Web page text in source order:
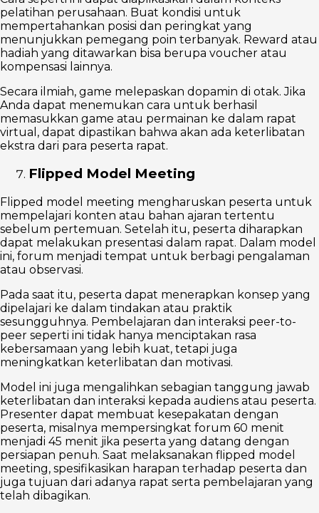
pelatihan perusahaan. Buat kondisi untuk
mempertahankan posisi dan peringkat yang
menunjukkan pemegang poin terbanyak. Reward atau
hadiah yang ditawarkan bisa berupa voucher atau
kompensasi lainnya.
Secara ilmiah, game melepaskan dopamin di otak. Jika
Anda dapat menemukan cara untuk berhasil
memasukkan game atau permainan ke dalam rapat
virtual, dapat dipastikan bahwa akan ada keterlibatan
ekstra dari para peserta rapat.
Flipped Model Meeting
Flipped model meeting mengharuskan peserta untuk
mempelajari konten atau bahan ajaran tertentu
sebelum pertemuan. Setelah itu, peserta diharapkan
dapat melakukan presentasi dalam rapat. Dalam model
ini, forum menjadi tempat untuk berbagi pengalaman
atau observasi.
Pada saat itu, peserta dapat menerapkan konsep yang
dipelajari ke dalam tindakan atau praktik
sesungguhnya. Pembelajaran dan interaksi peer-to-
peer seperti ini tidak hanya menciptakan rasa
kebersamaan yang lebih kuat, tetapi juga
meningkatkan keterlibatan dan motivasi.
Model ini juga mengalihkan sebagian tanggung jawab
keterlibatan dan interaksi kepada audiens atau peserta.
Presenter dapat membuat kesepakatan dengan
peserta, misalnya mempersingkat forum 60 menit
menjadi 45 menit jika peserta yang datang dengan
persiapan penuh. Saat melaksanakan flipped model
meeting, spesifikasikan harapan terhadap peserta dan
juga tujuan dari adanya rapat serta pembelajaran yang
telah dibagikan.